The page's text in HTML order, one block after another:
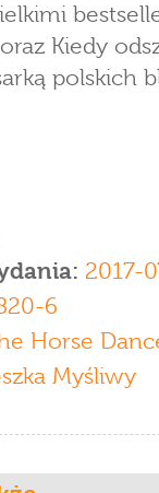
Kiedy
polskich
2017-
6
Horse
Myśliwy